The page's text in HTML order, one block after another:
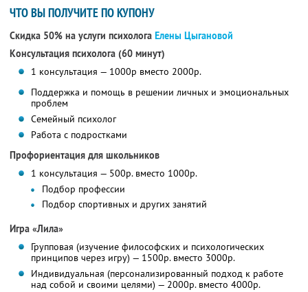
ЧТО ВЫ ПОЛУЧИТЕ ПО КУПОНУ
Скидка 50% на услуги психолога Елены Цыгановой
Консультация психолога (60 минут)
1 консультация — 1000р вместо 2000р.
Поддержка и помощь в решении личных и эмоциональных
проблем
Семейный психолог
Работа с подростками
Профориентация для школьников
1 консультация — 500р. вместо 1000р.
Подбор профессии
Подбор спортивных и других занятий
Игра «Лила»
Групповая (изучение философских и психологических
принципов через игру) — 1500р. вместо 3000р.
Индивидуальная (персонализированный подход к работе
над собой и своими целями) — 2000р. вместо 4000р.